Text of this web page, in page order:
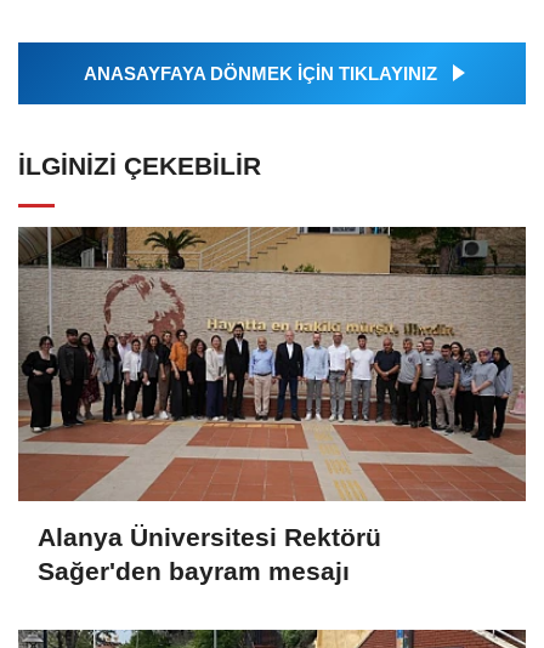
ANASAYFAYA DÖNMEK İÇİN TIKLAYINIZ
İLGINIZI ÇEKEBILIR
Alanya Üniversitesi Rektörü
Sağer'den bayram mesajı